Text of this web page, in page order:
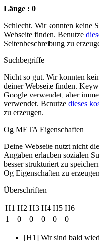
Länge : 0
Schlecht. Wir konnten keine
Webseite finden. Benutze
Seitenbeschreibung zu
Suchbegriffe
Nicht so gut. Wir konnten
deiner Webseite finden.
Google verwendet, aber
verwendet. Benutze dieses
zu erzeugen.
Og META Eigenschaften
Deine Webseite nutzt nicht
Angaben erlauben sozialen
besser strukturiert zu
Og Eigenschaften zu
Überschriften
H1 H2 H3 H4 H5 H6
1
0 0 0 0 0
[H1] Wir sind bald